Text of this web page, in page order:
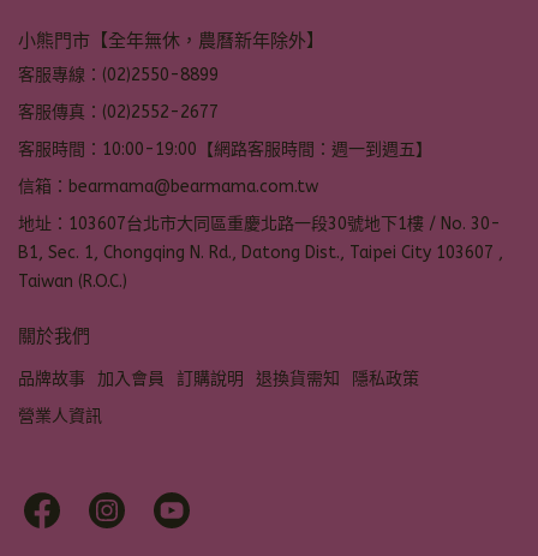
小熊門市【全年無休，農曆新年除外】
客服專線：(02)2550-8899
客服傳真：(02)2552-2677
客服時間：10:00-19:00【網路客服時間：週一到週五】
信箱：bearmama@bearmama.com.tw
地址：103607台北市大同區重慶北路一段30號地下1樓 / No. 30-
B1, Sec. 1, Chongqing N. Rd., Datong Dist., Taipei City 103607 ,
Taiwan (R.O.C.)
關於我們
品牌故事 加入會員 訂購說明 退換貨需知
隱私政策
營業人資訊